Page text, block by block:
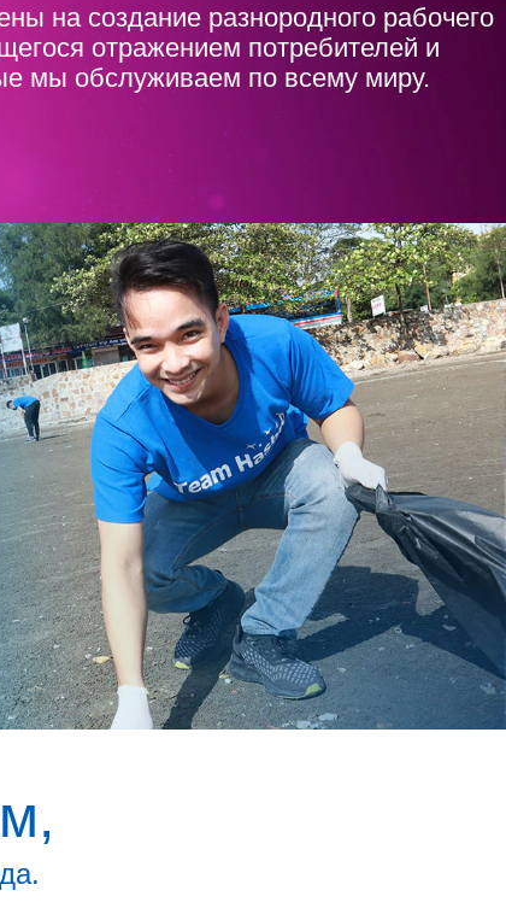
на создание разнородного рабочего
отражением потребителей и
мы обслуживаем по всему миру.